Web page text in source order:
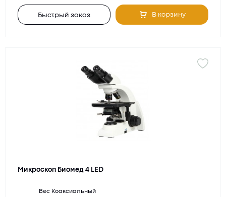
Быстрый заказ В корзину
Микроскоп Биомед 4 LED
Вес Коаксиальный